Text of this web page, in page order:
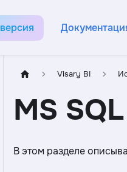
Visary BI
MS SQL
В этом разделе